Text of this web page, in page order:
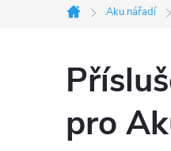
Domů
Aku nářadí
pro